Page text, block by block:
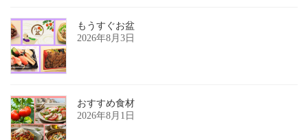
もうすぐお盆
2026年8月3日
おすすめ食材
2026年8月1日